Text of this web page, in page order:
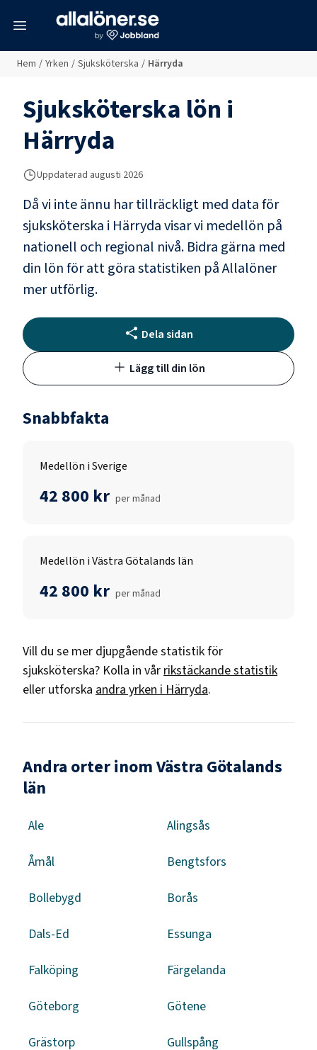
Hem / Yrken / Sjuksköterska / Härryda
Sjuksköterska lön i
Härryda
Uppdaterad augusti 2026
Då vi inte ännu har tillräckligt med data för
sjuksköterska i Härrydavisar vi medellön på
nationell och regional nivå. Bidra gärna med
din lön för att göra statistiken på Allalöner
mer utförlig.
Dela sidan
Lägg till din lön
Snabbfakta
Medellön i Sverige
42 800 kr per månad
Medellön i Västra Götalands län
42 800 kr per månad
Vill du se mer djupgående statistik för
sjuksköterska? Kolla in vår rikstäckande statistik
eller utforska andra yrken i Härryda.
Andra orter inom Västra Götalands
län
Ale Alingsås
Åmål Bengtsfors
Bollebygd Borås
Dals-Ed Essunga
Falköping Färgelanda
Göteborg Götene
Grästorp Gullspång